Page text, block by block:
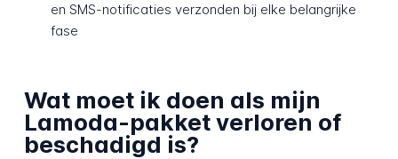
en SMS-notificaties verzonden bij elke belangrijke
fase
Wat moet ik doen als mijn
Lamoda-pakket verloren of
beschadigd is?